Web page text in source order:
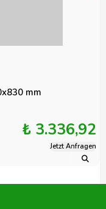
mm
₺ 3.336,92
Jetzt Anfragen